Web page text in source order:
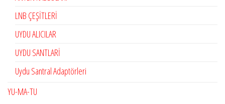
LNB ÇEŞİTLERİ
UYDU ALICILAR
UYDU SANTLARİ
Uydu Santral Adaptörleri
YU-MA-TU